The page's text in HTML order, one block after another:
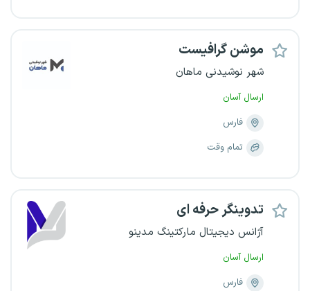
موشن گرافیست
شهر نوشیدنی ماهان
ارسال آسان
فارس
تمام وقت
تدوینگر حرفه ای
آژانس دیجیتال مارکتینگ مدینو
ارسال آسان
فارس